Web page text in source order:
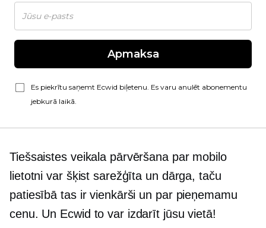
Apmaksa
Es piekrītu saņemt Ecwid biļetenu. Es varu anulēt abonementu
jebkurā laikā.
Tiešsaistes veikala pārvēršana par mobilo
lietotni var šķist sarežģīta un dārga, taču
patiesībā tas ir vienkārši un par pieņemamu
cenu. Un Ecwid to var izdarīt jūsu vietā!